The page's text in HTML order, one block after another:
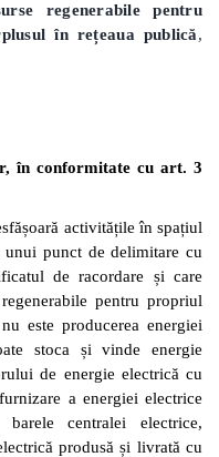
regenerabile pentru
în rețeaua publică,
în conformitate cu art. 3
activitățile în spațiul
punct de delimitare cu
de racordare și care
pentru propriul
este producerea energiei
stoca și vinde energie
de energie electrică cu
a energiei electrice
centralei electrice,
produsă și livrată cu